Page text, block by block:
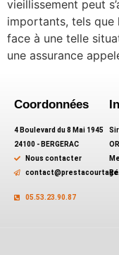
vieillissement peut
importants, tels que
face à une telle
une assurance
Coordonnées
4 Boulevard du 8 Mai 1945
24100 - BERGERAC
Nous contacter
05.53.23.90.87